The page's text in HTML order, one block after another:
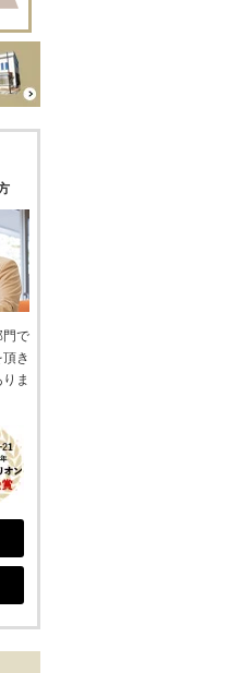
門で
き
ま